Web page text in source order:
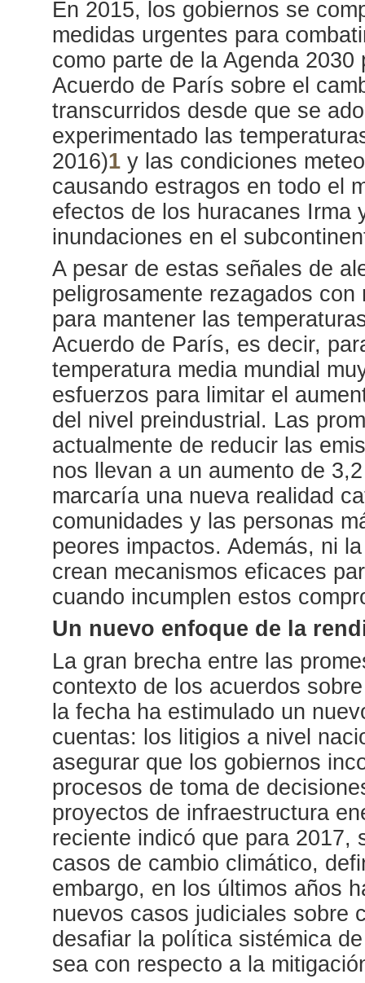
En 2015, los gobiernos se
medidas urgentes para
como parte de la Agenda
Acuerdo de París sobre el
transcurridos desde que se
experimentado las
2016)1y las condiciones
causando estragos en todo el
efectos de los huracanes Irma
inundaciones en el
A pesar de estas señales de
peligrosamente rezagados
para mantener las
Acuerdo de París, es decir,
temperatura media mundial
esfuerzos para limitar el
del nivel preindustrial. Las
actualmente de reducir las
nos llevan a un aumento de
marcaría una nueva realidad
comunidades y las personas
peores impactos. Además, ni
crean mecanismos eficaces
cuando incumplen estos
Un nuevo enfoque de la
La gran brecha entre las
contexto de los acuerdos
la fecha ha estimulado un
cuentas: los litigios a nivel
asegurar que los gobiernos
procesos de toma de
proyectos de infraestructura
reciente indicó que para 2017,
casos de cambio climático,
embargo, en los últimos años
nuevos casos judiciales sobre
desafiar la política sistémica
sea con respecto a la